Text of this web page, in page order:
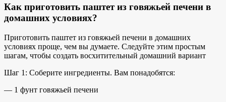
Как приготовить паштет из говяжьей печени в
домашних условиях?
Приготовить паштет из говяжьей печени в домашних
условиях проще, чем вы думаете. Следуйте этим простым
шагам, чтобы создать восхитительный домашний вариант
Шаг 1: Соберите ингредиенты. Вам понадобятся:
— 1 фунт говяжьей печени